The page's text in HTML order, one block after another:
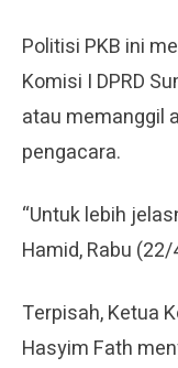
Politisi PKB ini
Komisi I DPRD
atau memanggil
pengacara.
“Untuk lebih
Hamid, Rabu
Terpisah, Ketua
Hasyim Fath